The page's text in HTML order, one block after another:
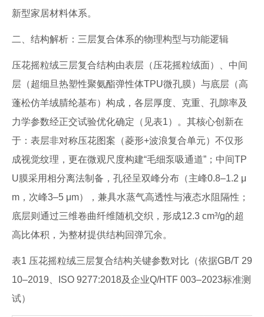
新型家居材料体系。
二、结构解析：三层复合体系的物理构型与功能逻辑
压花摇粒绒三层复合结构由表层（压花摇粒绒面）、中间
层（超细旦热塑性聚氨酯弹性体TPU微孔膜）与底层（高
蓬松仿羊绒腈纶基布）构成，各层厚度、克重、孔隙率及
力学参数经正交试验优化确定（见表1）。其核心创新在
于：表层非对称压花图案（菱形+波浪复合单元）不仅形
成视觉纹理，更在微观尺度构建“毛细泵吸通道”；中间TP
U膜采用相分离法制备，孔径呈双峰分布（主峰0.8–1.2 μ
m，次峰3–5 μm），兼具水蒸气高透性与液态水阻隔性；
底层则通过三维卷曲纤维随机交织，形成12.3 cm³/g的超
高比体积，为整材提供结构回弹冗余。
表1 压花摇粒绒三层复合结构关键参数对比（依据GB/T 29
10–2019、ISO 9277:2018及企业Q/HTF 003–2023标准测
试）